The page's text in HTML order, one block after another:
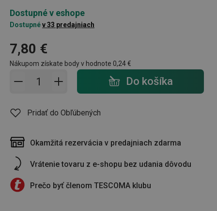
Dostupné v eshope
Dostupnév 33 predajniach
7,80 €
Nákupom získate body v hodnote 0,24 €
Pridať do košíka - počet Do košíka
Pridať do Obľúbených
Okamžitá rezervácia v predajniach zdarma
Vrátenie tovaru z e-shopu bez udania dôvodu
Prečo byť členom TESCOMA klubu